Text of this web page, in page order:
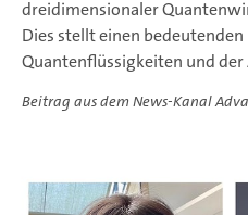
dreidimensionaler
Dies stellt einen
Quantenflüssigkeiten und
Beitrag aus dem News-Kanal